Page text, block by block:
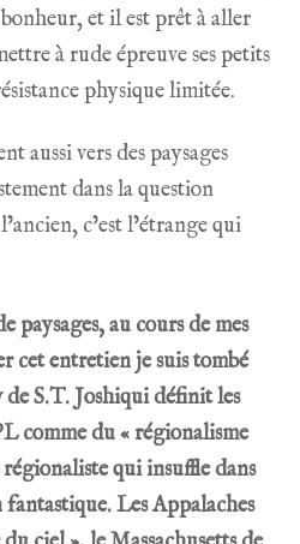
et il est prêt à aller
à rude épreuve ses petits
physique limitée.
aussi vers des paysages
dans la question
c’est l’étrange qui
paysages, au cours de mes
cet entretien je suis tombé
S.T. Joshiqui définit les
comme du « régionalisme
qui insuffle dans
fantastique. Les Appalaches